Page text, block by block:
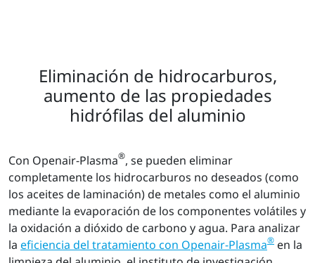
Eliminación de hidrocarburos,
aumento de las propiedades
hidrófilas del aluminio
Con Openair-Plasma®, se pueden eliminar
completamente los hidrocarburos no deseados (como
los aceites de laminación) de metales como el aluminio
mediante la evaporación de los componentes volátiles y
la oxidación a dióxido de carbono y agua. Para analizar
la eficiencia del tratamiento con Openair-Plasma® en la